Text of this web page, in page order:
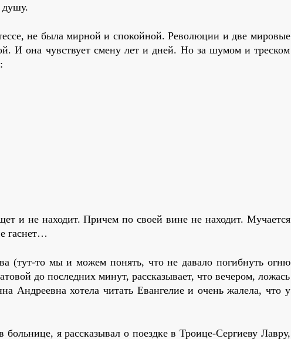
душу.
не была мирной и спокойной. Революции и две мировые
И она чувствует смену лет и дней. Но за шумом и треском
и не находит. Причем по своей вине не находит. Мучается
гаснет…
(тут-то мы и можем понять, что не давало погибнуть огню
до последних минут, рассказывает, что вечером, ложась
Андреевна хотела читать Евангелие и очень жалела, что у
я рассказывал о поездке в Троице-Сергиеву Лавру,